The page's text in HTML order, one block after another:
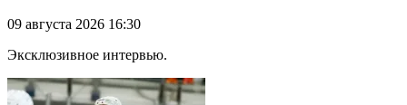
09 августа 2026 16:30
Эксклюзивное интервью.